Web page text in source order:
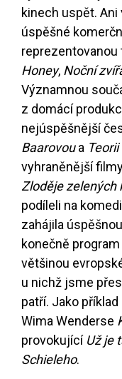
kinech uspět.
úspěšné
reprezentovanou
Honey, Noční
Významnou
z domácí
nejúspěšnější
Baarovoua
vyhraněnější
Zloděje zelených
podíleli na
zahájila
konečně
většinou
u nichž jsme
patří. Jako
Wima Wenderse
provokující Už je
Schieleho.